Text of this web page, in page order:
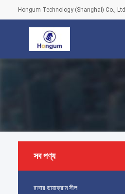
Hongum Technology (Shanghai) Co., Ltd
সব পণ্য
রাবার ডায়াফ্রাম সীল